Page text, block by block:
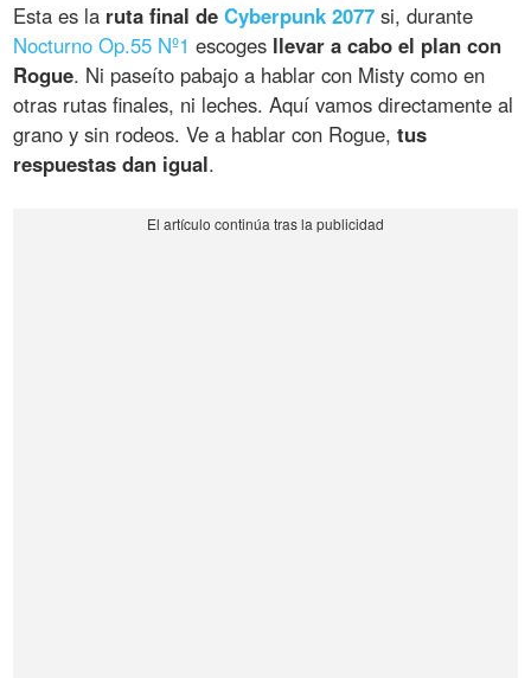
Esta es la ruta final deCyberpunk 2077 si, durante
Nocturno Op.55 Nº1 escoges llevar a cabo el plan con
Rogue. Ni paseíto pabajo a hablar con Misty como en
otras rutas finales, ni leches. Aquí vamos directamente al
grano y sin rodeos. Ve a hablar con Rogue,tus
respuestas dan igual.